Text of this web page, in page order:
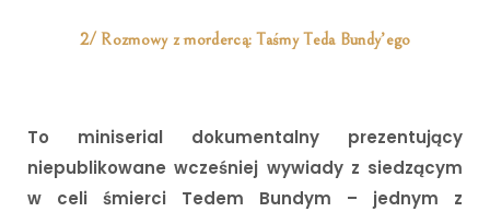
2/ Rozmowy z mordercą: Taśmy Teda Bundy’ego
To miniserial dokumentalny prezentujący
niepublikowane wcześniej wywiady z siedzącym
w celi śmierci Tedem Bundym – jednym z